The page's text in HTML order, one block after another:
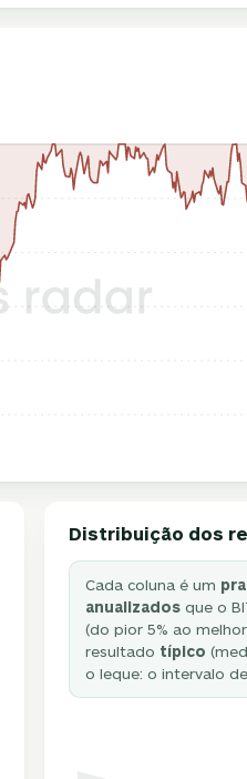
Distribuição dos
Cada coluna é um
anualizadosque o
(do pior 5% ao
resultado típico
o leque: o intervalo